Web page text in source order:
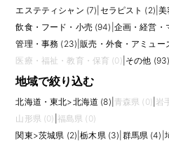
応募前には、店長の裁量と責任範囲を具
算、人員配置、採用、評価、在庫調整
場合もあれば、販売責任者として現場運
規模、スタッフ人数、館の営業時間、休
も働き方に影響します。
求人を比較する際は、給与や役職手当だ
制度、研修、キャリアパス、SVや本部
しょう。店長経験は、エリアマネージ
用、店舗開発などへ広げやすい経験です
ームで成果を出したい方に向いています
地域で絞り込む
北海道・東北>北海道 (8) 青森県 (0) 岩
山形県 (0) 福島県 (0)
関東>茨城県 (2) |栃木県 (3) 群馬県 (4)
エステティシャン (7) セラピスト (2) |美
飲食・フード・小売 (94) 企画・経営・
管理・事務 (23) |販売・外食・アミュー
医療・福祉・教育・保育 (0) その他 (93)